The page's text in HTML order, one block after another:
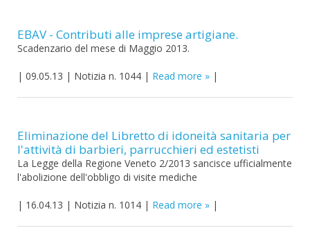
EBAV - Contributi alle imprese artigiane.
Scadenzario del mese di Maggio 2013.
| 09.05.13 | Notizia n. 1044 | Read more |
Eliminazione del Libretto di idoneità sanitaria per
l'attività di barbieri, parrucchieri ed estetisti
La Legge della Regione Veneto 2/2013 sancisce ufficialmente
l'abolizione dell'obbligo di visite mediche
| 16.04.13 | Notizia n. 1014 | Read more |